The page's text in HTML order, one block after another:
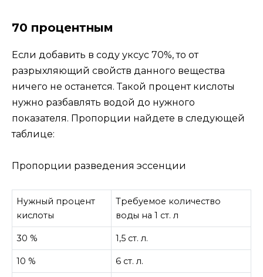
70 процентным
Если добавить в соду уксус 70%, то от
разрыхляющий свойств данного вещества
ничего не останется. Такой процент кислоты
нужно разбавлять водой до нужного
показателя. Пропорции найдете в следующей
таблице:
Пропорции разведения эссенции
Нужный процент
кислоты
Требуемое количество
воды на 1 ст. л
30 % 1,5 ст. л.
10 % 6 ст. л.